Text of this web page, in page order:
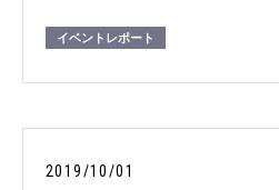
イベントレポート
2019/10/01